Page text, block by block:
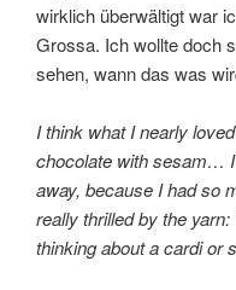
wirklich überwältigt war
Grossa. Ich wollte doch
sehen, wann das was
I think what I nearly
chocolate with sesam… I
away, because I had so
really thrilled by the
thinking about a cardi or